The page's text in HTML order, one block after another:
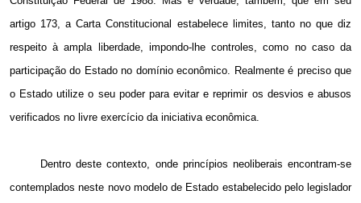
artigo 173, a Carta Constitucional estabelece limites, tanto no que diz
respeito à ampla liberdade, impondo-lhe controles, como no caso da
participação do Estado no domínio econômico. Realmente é preciso que
o Estado utilize o seu poder para evitar e reprimir os desvios e abusos
verificados no livre exercício da iniciativa econômica.
Dentro deste contexto, onde princípios neoliberais encontram-se
contemplados neste novo modelo de Estado estabelecido pelo legislador